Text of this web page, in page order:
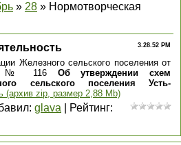
» 28 » Нормотворческая
3.28.52 PM
Железного сельского поселения от
№ 116 Об утверждении схем
сельского поселения Усть-
(архив zip, размер 2,88 Mb)
: glava Рейтинг: